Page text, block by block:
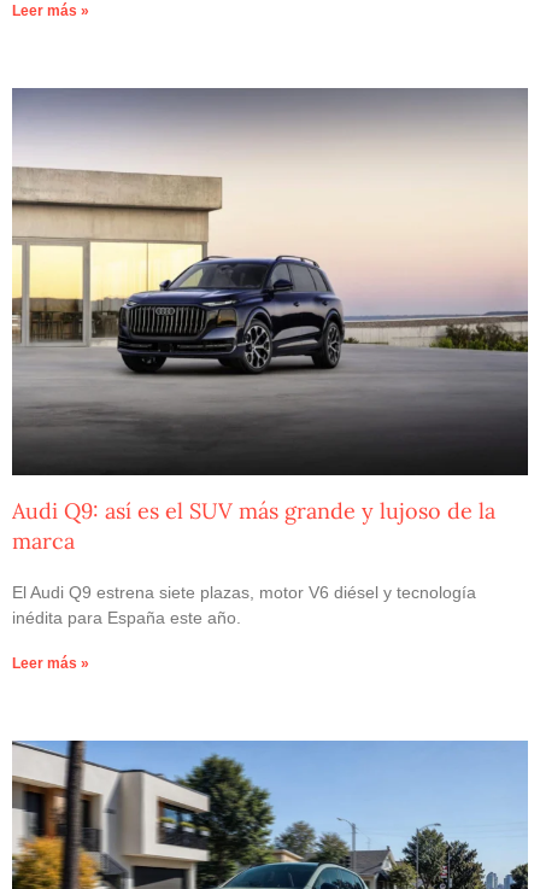
Leer más »
Audi Q9: así es el SUV más grande y lujoso de la
marca
El Audi Q9 estrena siete plazas, motor V6 diésel y tecnología
inédita para España este año.
Leer más »